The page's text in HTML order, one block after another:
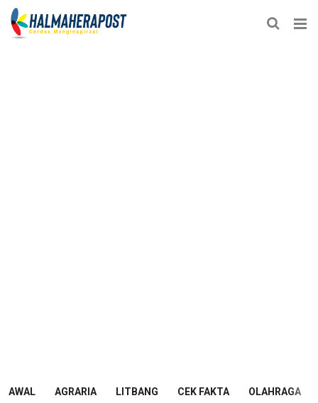
AWAL AGRARIA LITBANG CEK FAKTA OLAHRAGA